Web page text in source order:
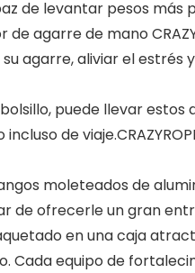
de levantar pesos más
de agarre de mano
agarre, aliviar el
puede llevar
de
moleteados de
de ofrecerle un gran
en una caja
Cada equipo de